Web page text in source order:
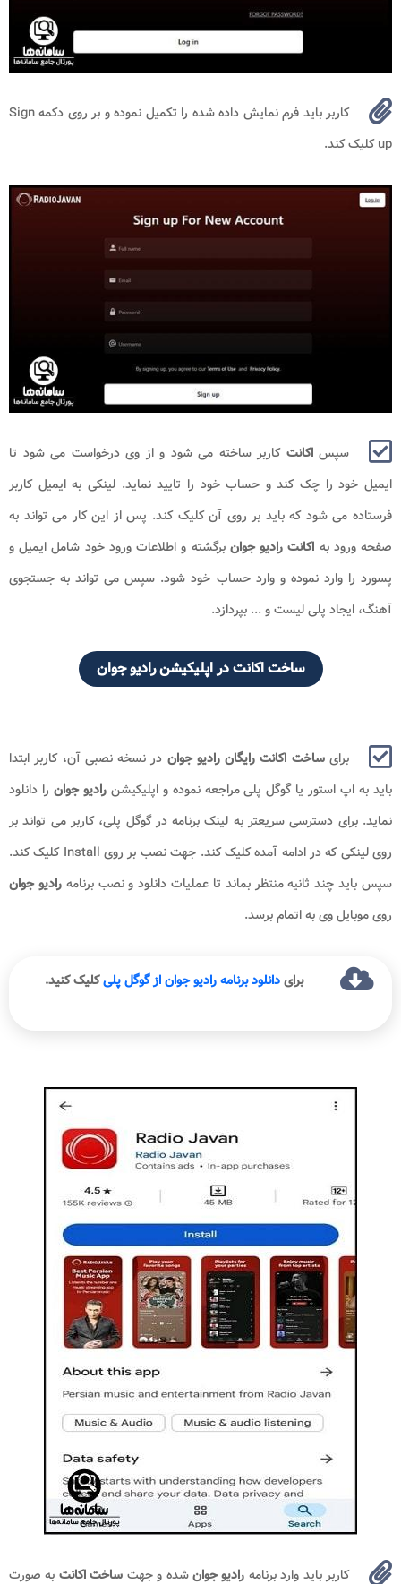
کاربر باید فرم نمایش داده شده را تکمیل نموده و بر روی دکمه Sign
up کلیک کند.
سپساکانتکاربر ساخته می شود و از وی درخواست می شود تا
ایمیل خود را چک کند و حساب خود را تایید نماید. لینکی به ایمیل کاربر
فرستاده می شود که باید بر روی آن کلیک کند. پس از این کار می تواند به
صفحه ورود به اکانت رادیو جوان برگشته و اطلاعات ورود خود شامل ایمیل و
پسورد را وارد نموده و وارد حساب خود شود. سپس می تواند به جستجوی
آهنگ، ایجاد پلی لیست و ... بپردازد.
ساخت اکانت در اپلیکیشن رادیو جوان
برایساخت اکانت رایگان رادیو جوان در نسخه نصبی آن، کاربر ابتدا
باید به اپ استور یا گوگل پلی مراجعه نموده و اپلیکیشن رادیو جوان را دانلود
نماید. برای دسترسی سریعتر به لینک برنامه در گوگل پلی، کاربر می تواند بر
روی لینکی که در ادامه آمده کلیک کند. جهت نصب بر روی Install کلیک کند.
سپس باید چند ثانیه منتظر بماند تا عملیات دانلود و نصب برنامهرادیو جوان
روی موبایل وی به اتمام برسد.
برایدانلود برنامه رادیو جوان از گوگل پلیکلیک کنید.
کاربر باید وارد برنامه رادیو جوانشده و جهت ساخت اکانت به صورت